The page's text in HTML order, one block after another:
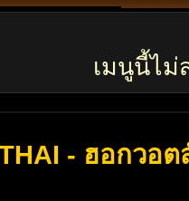
เมนูนี้ไม่
- ฮอกวอต